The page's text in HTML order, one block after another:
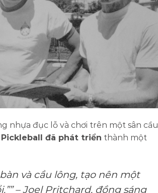
nhựa đục lỗ và chơi trên một sân cầu
Pickleball đã phát triển thành một
và cầu lông, tạo nên một
– Joel Pritchard, đồng sáng